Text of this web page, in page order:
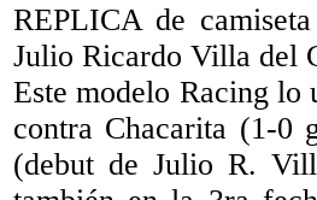
REPLICA de
Julio Ricardo Villa del
Este modelo Racing lo
contra Chacarita (1-0
(debut de Julio R.